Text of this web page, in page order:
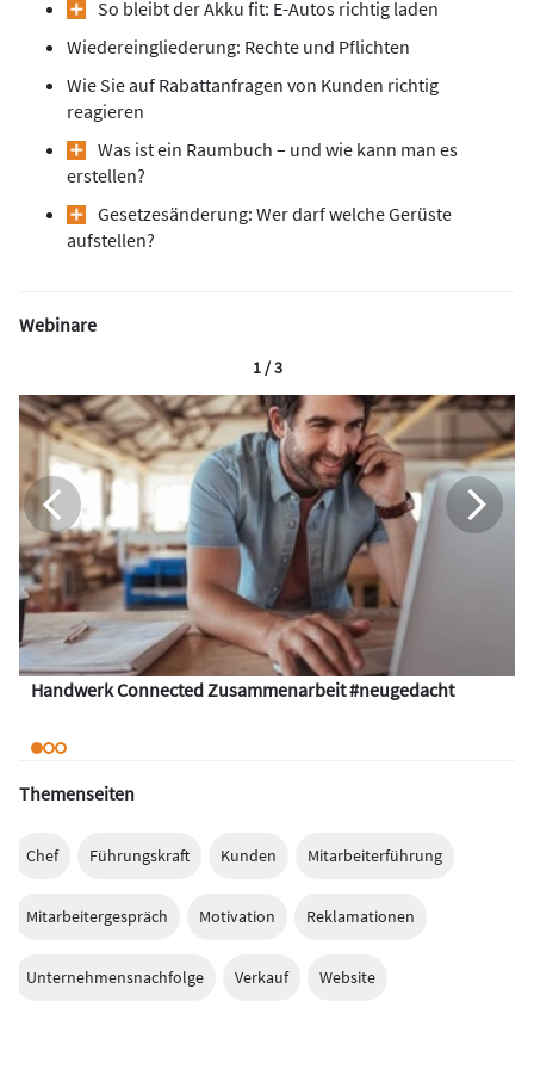
So bleibt der Akku fit: E-Autos richtig laden
Wiedereingliederung: Rechte und Pflichten
Wie Sie auf Rabattanfragen von Kunden richtig
reagieren
Was ist ein Raumbuch – und wie kann man es
erstellen?
Gesetzesänderung: Wer darf welche Gerüste
aufstellen?
Webinare
Handwerk Connected Zusammenarbeit #neugedacht
1 / 3
Themenseiten
Chef Führungskraft Kunden Mitarbeiterführung
Mitarbeitergespräch Motivation Reklamationen
Unternehmensnachfolge Verkauf Website